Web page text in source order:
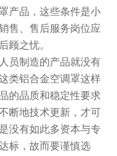
产品，这些条件是小
售、售后服务岗位应
顾之忧。
员制造的产品就没有
类铝合金空调罩这样
的品质和稳定性要求
断地技术更新，才可
没有如此多资本与专
标，故而要谨慎选